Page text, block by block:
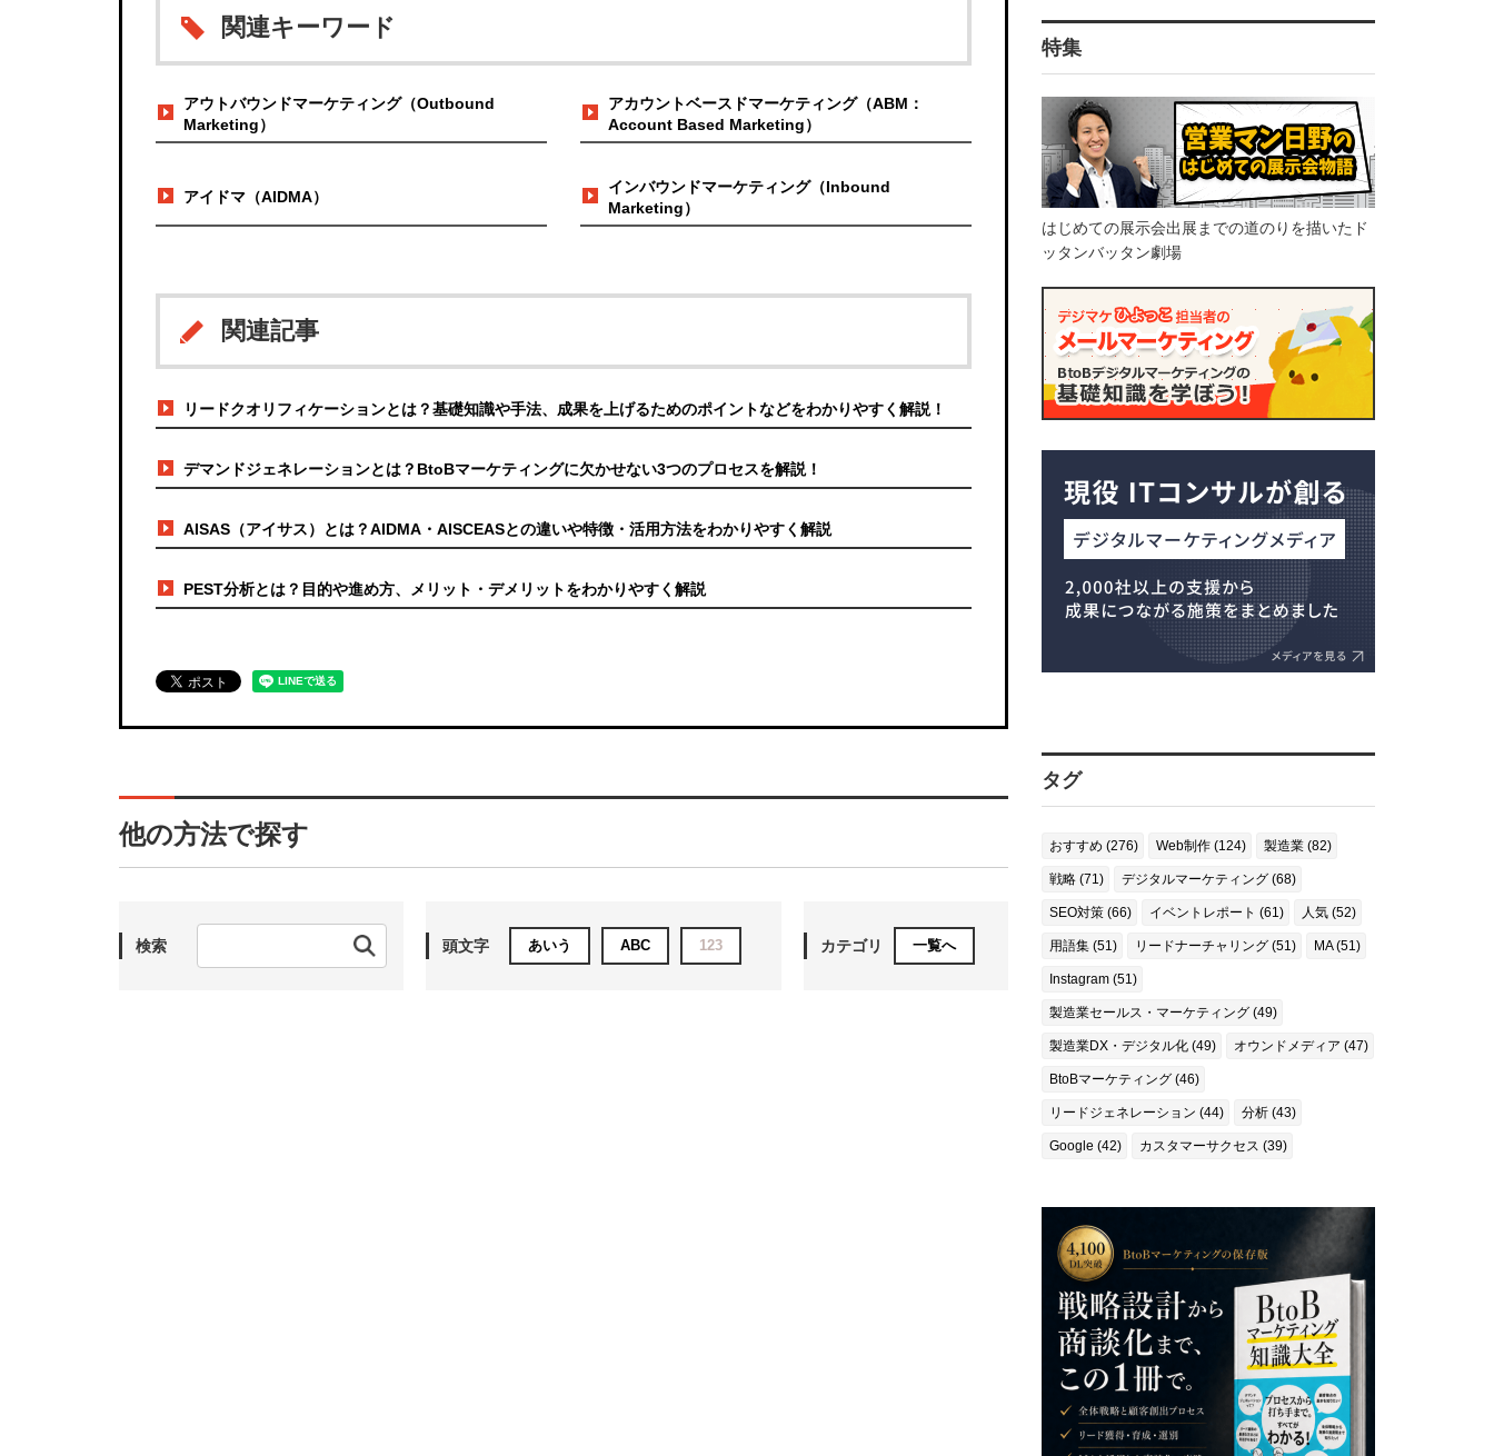
関連キーワード
アウトバウンドマーケティング（Outbound
Marketing）
アカウントベースドマーケティング（ABM：
Account Based Marketing）
アイドマ（AIDMA）
インバウンドマーケティング（Inbound
Marketing）
関連記事
リードクオリフィケーションとは？基礎知識や手法、成果を上げるためのポイントなどをわかりやすく解説！
デマンドジェネレーションとは？BtoBマーケティングに欠かせない3つのプロセスを解説！
AISAS（アイサス）とは？AIDMA・AISCEASとの違いや特徴・活用方法をわかりやすく解説
PEST分析とは？目的や進め方、メリット・デメリットをわかりやすく解説
他の方法で探す
検索 頭文字 あいう ABC 123 カテゴリ 一覧へ
特集
はじめての展示会出展までの道のりを描いたド
ッタンバッタン劇場
タグ
おすすめ (276) Web制作 (124) 製造業 (82)
戦略 (71) デジタルマーケティング (68)
SEO対策 (66) イベントレポート (61) 人気 (52)
用語集 (51) リードナーチャリング (51) MA (51)
Instagram (51)
製造業セールス・マーケティング (49)
製造業DX・デジタル化 (49) オウンドメディア (47)
BtoBマーケティング (46)
リードジェネレーション (44) 分析 (43)
Google (42) カスタマーサクセス (39)